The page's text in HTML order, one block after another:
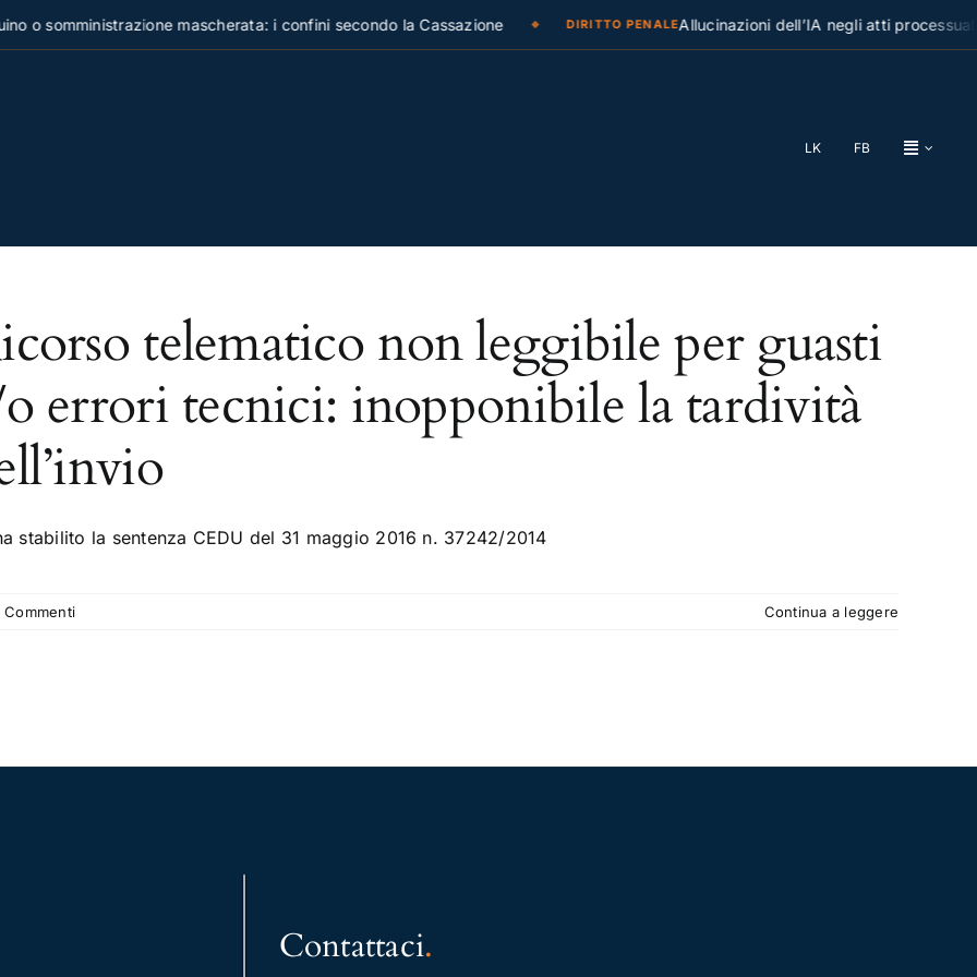
o somministrazione mascherata: i confini secondo la Cassazione DIRITTO PENALEAllucinazioni dell’IA negli atti
LK FB
telematico non leggibile per guasti
errori tecnici: inopponibile la tardività
stabilito la sentenza CEDU del 31 maggio 2016 n. 37242/2014
Commenti Continua a leggere
Contattaci.